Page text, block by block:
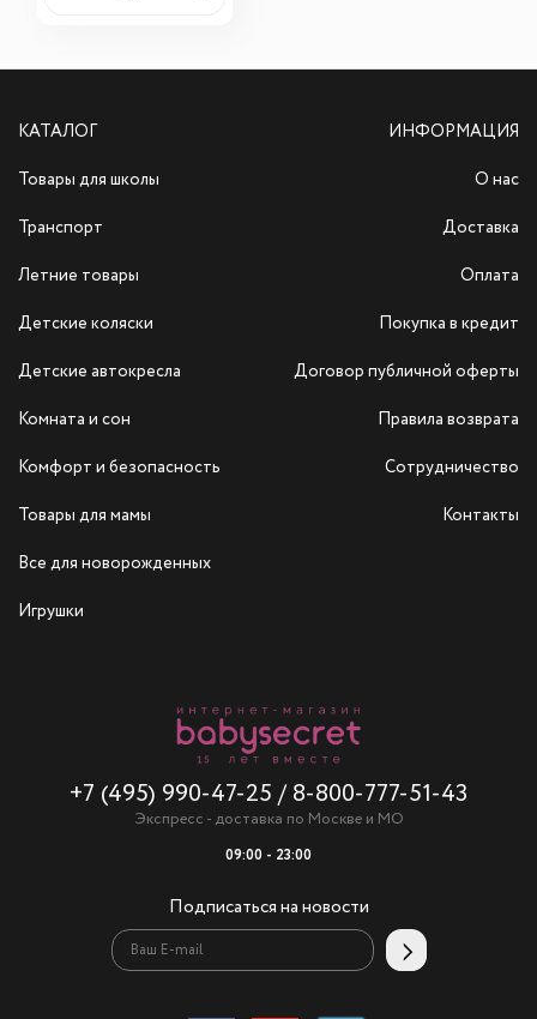
КАТАЛОГ
Товары для школы
Транспорт
Летние товары
Детские коляски
Детские автокресла
Комната и сон
Комфорт и безопасность
Товары для мамы
Все для новорожденных
Игрушки
+7 (495) 990-47-25 / 8-800-777-51-43
Экспресс - доставка по Москве и МО
09:00 - 23:00
Подписаться на новости
ИНФОРМАЦИЯ
О нас
Доставка
Оплата
Покупка в кредит
Договор публичной оферты
Правила возврата
Сотрудничество
Контакты